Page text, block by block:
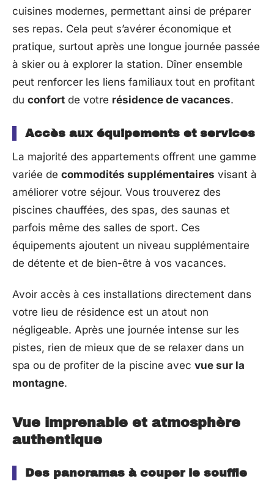
cuisines modernes, permettant ainsi de préparer
ses repas. Cela peut s’avérer économique et
pratique, surtout après une longue journée passée
à skier ou à explorer la station. Dîner ensemble
peut renforcer les liens familiaux tout en profitant
du confort de votre résidence de vacances.
Accès aux équipements et services
La majorité des appartements offrent une gamme
variée de commodités supplémentaires visant à
améliorer votre séjour. Vous trouverez des
piscines chauffées, des spas, des saunas et
parfois même des salles de sport. Ces
équipements ajoutent un niveau supplémentaire
de détente et de bien-être à vos vacances.
Avoir accès à ces installations directement dans
votre lieu de résidence est un atout non
négligeable. Après une journée intense sur les
pistes, rien de mieux que de se relaxer dans un
spa ou de profiter de la piscine avec vue sur la
montagne.
Vue imprenable et atmosphère
authentique
Des panoramas à couper le souffle